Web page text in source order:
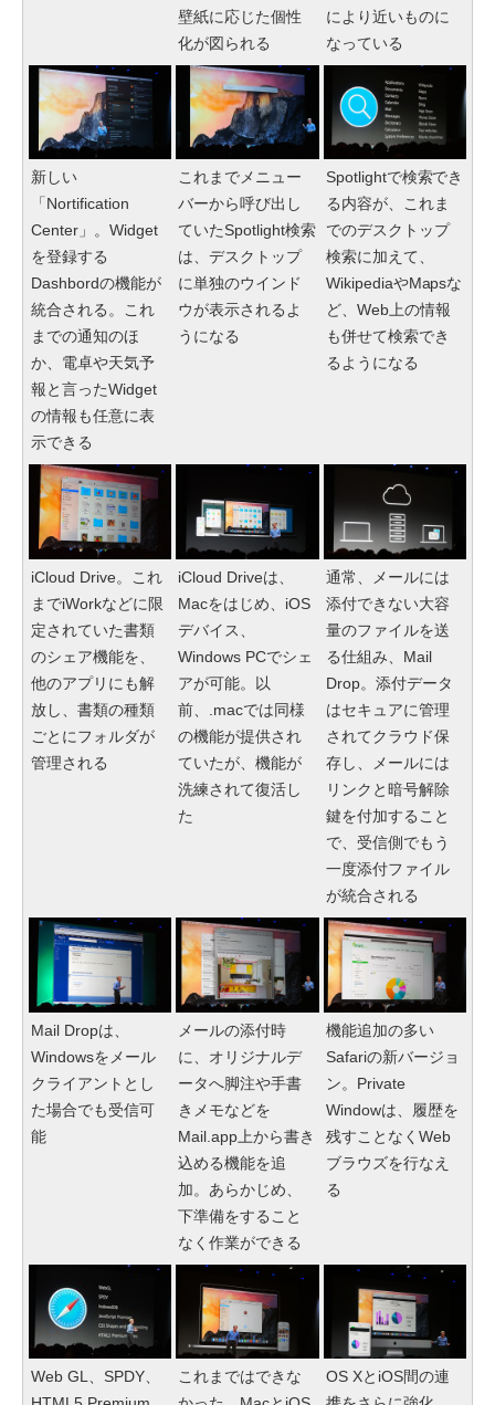
壁紙に応じた個性
化が図られる
により近いものに
なっている
新しい
「Nortification
Center」。Widget
を登録する
Dashbordの機能が
統合される。これ
までの通知のほ
か、電卓や天気予
報と言ったWidget
の情報も任意に表
示できる
これまでメニュー
バーから呼び出し
ていたSpotlight検索
は、デスクトップ
に単独のウインド
ウが表示されるよ
うになる
Spotlightで検索でき
る内容が、これま
でのデスクトップ
検索に加えて、
WikipediaやMapsな
ど、Web上の情報
も併せて検索でき
るようになる
iCloud Drive。これ
までiWorkなどに限
定されていた書類
のシェア機能を、
他のアプリにも解
放し、書類の種類
ごとにフォルダが
管理される
iCloud Driveは、
Macをはじめ、iOS
デバイス、
Windows PCでシェ
アが可能。以
前、.macでは同様
の機能が提供され
ていたが、機能が
洗練されて復活し
た
通常、メールには
添付できない大容
量のファイルを送
る仕組み、Mail
Drop。添付データ
はセキュアに管理
されてクラウド保
存し、メールには
リンクと暗号解除
鍵を付加すること
で、受信側でもう
一度添付ファイル
が統合される
Mail Dropは、
Windowsをメール
クライアントとし
た場合でも受信可
能
メールの添付時
に、オリジナルデ
ータへ脚注や手書
きメモなどを
Mail.app上から書き
込める機能を追
加。あらかじめ、
下準備をすること
なく作業ができる
機能追加の多い
Safariの新バージョ
ン。Private
Windowは、履歴を
残すことなくWeb
ブラウズを行なえ
る
Web GL、SPDY、
これまではできな
OS XとiOS間の連